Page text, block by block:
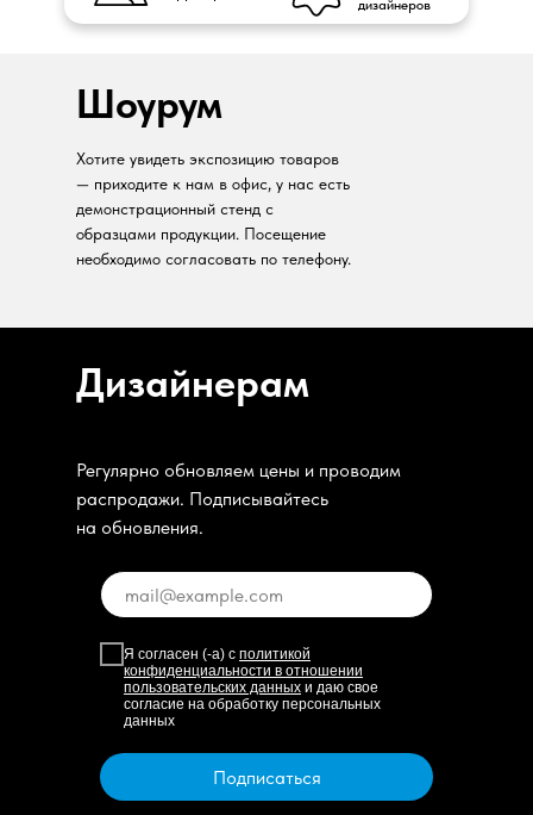
дизайнеров
Шоурум
Хотите увидеть экспозицию товаров
— приходите к нам в офис, у нас есть
демонстрационный стенд с
образцами продукции. Посещение
необходимо согласовать по телефону.
Дизайнерам
Регулярно обновляем цены и проводим
распродажи. Подписывайтесь
на обновления.
Я согласен (-а) с политикой
конфиденциальности в отношении
пользовательских данных и даю свое
согласие на обработку персональных
данных
Подписаться